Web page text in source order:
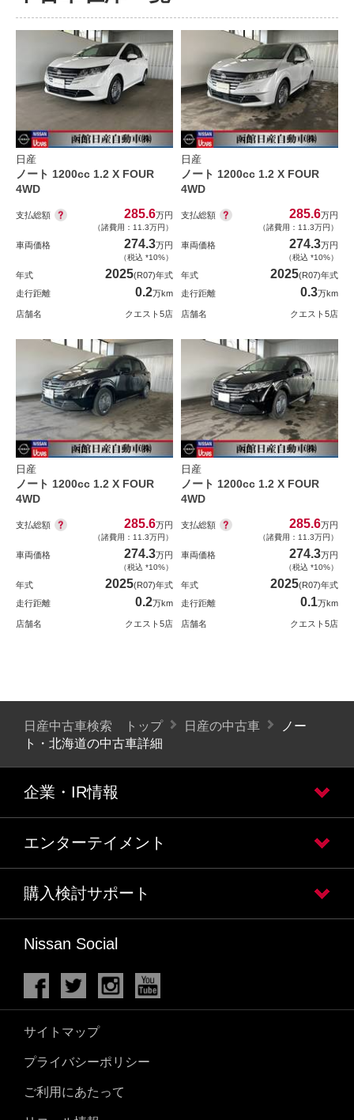
日産
ノート 1200cc 1.2 X FOUR
4WD
支払総額 285.6万円
（諸費用：11.3万円）
車両価格 274.3万円
（税込 *10%）
年式 2025(R07)年式
走行距離
0.2万km
店舗名 クエスト5店
日産
ノート 1200cc 1.2 X FOUR
4WD
支払総額 285.6万円
（諸費用：11.3万円）
車両価格 274.3万円
（税込 *10%）
年式 2025(R07)年式
走行距離
0.3万km
店舗名 クエスト5店
日産
ノート 1200cc 1.2 X FOUR
4WD
支払総額 285.6万円
（諸費用：11.3万円）
車両価格 274.3万円
（税込 *10%）
年式 2025(R07)年式
走行距離
0.2万km
店舗名 クエスト5店
日産
ノート 1200cc 1.2 X FOUR
4WD
支払総額 285.6万円
（諸費用：11.3万円）
車両価格 274.3万円
（税込 *10%）
年式 2025(R07)年式
走行距離
0.1万km
店舗名 クエスト5店
日産中古車検索 トップ 日産の中古車
ノー
ト・北海道の中古車詳細
企業・IR情報
エンターテイメント
購入検討サポート
Nissan Social
サイトマップ
プライバシーポリシー
ご利用にあたって